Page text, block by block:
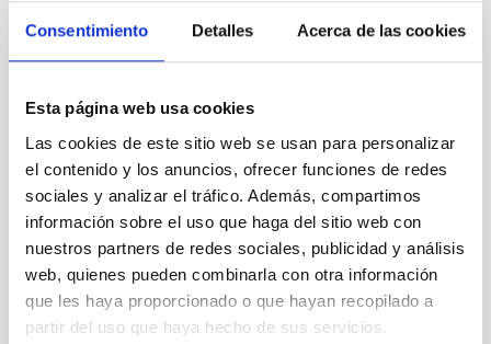
Consentimiento Detalles Acerca de las cookies
Esta página web usa cookies
Las cookies de este sitio web se usan para personalizar
el contenido y los anuncios, ofrecer funciones de redes
sociales y analizar el tráfico. Además, compartimos
información sobre el uso que haga del sitio web con
nuestros partners de redes sociales, publicidad y análisis
web, quienes pueden combinarla con otra información
que les haya proporcionado o que hayan recopilado a
partir del uso que haya hecho de sus servicios.
Plank Surveyor
Espacial Satélite